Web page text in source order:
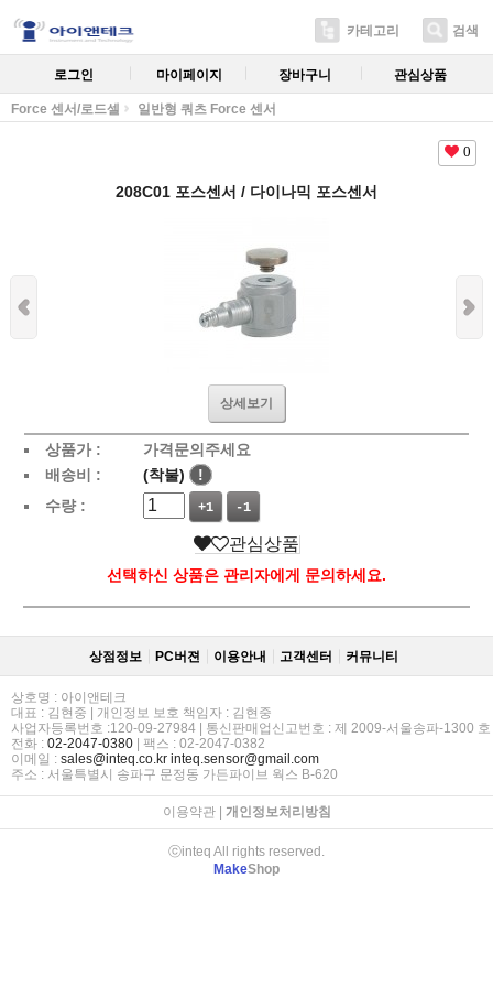
카테고리 검색
로그인 마이페이지 장바구니 관심상품
Force 센서/로드셀 일반형 쿼츠 Force 센서
0
208C01 포스센서 / 다이나믹 포스센서
상세보기
상품가 :
가격문의주세요
배송비 :
(착불)
!
수량 :
+1 -1
관심상품
선택하신 상품은 관리자에게 문의하세요.
상점정보 PC버젼 이용안내 고객센터 커뮤니티
상호명 : 아이앤테크
대표 : 김현중 | 개인정보 보호 책임자 : 김현중
사업자등록번호 :120-09-27984 | 통신판매업신고번호 : 제 2009-서울송파-1300 호
전화 : 02-2047-0380 | 팩스 : 02-2047-0382
이메일 : sales@inteq.co.kr inteq.sensor@gmail.com
주소 : 서울특별시 송파구 문정동 가든파이브 웍스 B-620
이용약관| 개인정보처리방침
ⓒinteq All rights reserved.
MakeShop